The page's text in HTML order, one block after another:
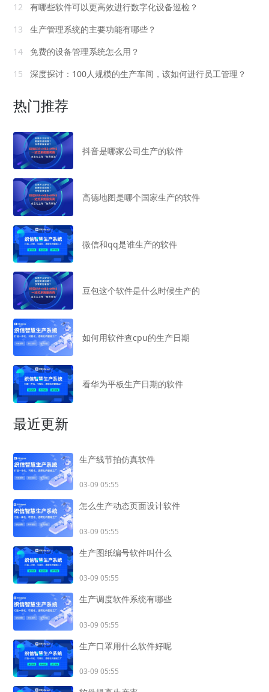
12
有哪些软件可以更高效进行数字化设备巡检？
13
生产管理系统的主要功能有哪些？
14
免费的设备管理系统怎么用？
15
深度探讨：100人规模的生产车间，该如何进行员工管理？
热门推荐
抖音是哪家公司生产的软件
高德地图是哪个国家生产的软件
微信和qq是谁生产的软件
豆包这个软件是什么时候生产的
如何用软件查cpu的生产日期
看华为平板生产日期的软件
最近更新
生产线节拍仿真软件
03-09 05:55
怎么生产动态页面设计软件
03-09 05:55
生产图纸编号软件叫什么
03-09 05:55
生产调度软件系统有哪些
03-09 05:55
生产口罩用什么软件好呢
03-09 05:55